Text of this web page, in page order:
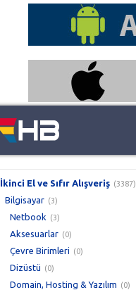
İkinci El ve Sıfır Alışveriş (3387)
Bilgisayar (3)
Netbook (3)
Aksesuarlar (0)
Çevre Birimleri (0)
Dizüstü (0)
Domain, Hosting & Yazılım (0)